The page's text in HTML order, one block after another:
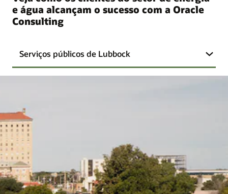
e água alcançam o sucesso com a Oracle
Consulting
Serviços públicos de Lubbock